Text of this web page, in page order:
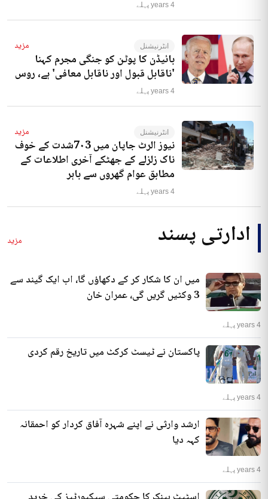
4 years پہلے
انٹرنیشنل مزید
بائیڈن کا پوٹن کو جنگی مجرم کہنا
'ناقابل قبول اور ناقابل معافی' ہے، روس
4 years پہلے
انٹرنیشنل مزید
نیوز الرٹ جاپان میں 7۰3شدت کے خوف
ناک زلزلے کے جھٹکے آخری اطلاعات کے
مطابق عوام گھروں سے باہر
4 years پہلے
ادارتی پسند مزید
میں ان کا شکار کر کے دکھاؤں گا، اب ایک گیند سے
3 وکٹیں گریں گی، عمران خان
4 years پہلے
پاکستان نے ٹیسٹ کرکٹ میں تاریخ رقم کردی
4 years پہلے
ارشد وارثی نے اپنے شہرہ آفاق کردار کو احمقانہ
کہہ دیا
4 years پہلے